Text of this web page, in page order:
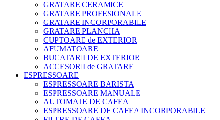
GRATARE CERAMICE
GRATARE PROFESIONALE
GRATARE INCORPORABILE
GRATARE PLANCHA
CUPTOARE de EXTERIOR
AFUMATOARE
BUCATARII DE EXTERIOR
ACCESORII de GRATARE
ESPRESSOARE
ESPRESSOARE BARISTA
ESPRESSOARE MANUALE
AUTOMATE DE CAFEA
ESPRESSOARE DE CAFEA INCORPORABILE